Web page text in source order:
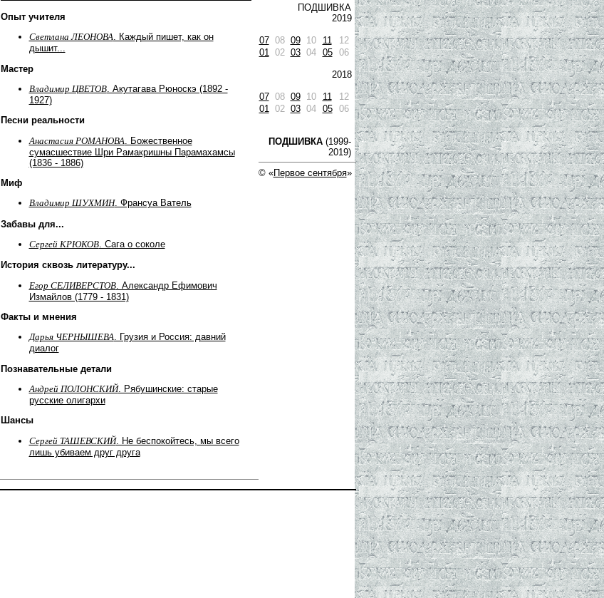
Опыт учителя
Светлана ЛЕОНОВА. Каждый пишет, как он
дышит...
Мастер
Владимир ЦВЕТОВ. Акутагава Рюноскэ (1892 -
1927)
Песни реальности
Анастасия РОМАНОВА . Божественное
сумасшествие Шри Рамакришны Парамахамсы
(1836 - 1886)
Миф
Владимир ШУХМИН. Франсуа Ватель
Забавы для...
Сергей КРЮКОВ. Сага о соколе
История сквозь литературу...
Егор СЕЛИВЕРСТОВ. Александр Ефимович
Измайлов (1779 - 1831)
Факты и мнения
Дарья ЧЕРНЫШЕВА. Грузия и Россия: давний
диалог
Познавательные детали
Андрей ПОЛОНСКИЙ. Рябушинские: старые
русские олигархи
Шансы
Сергей ТАШЕВСКИЙ. Не беспокойтесь, мы всего
лишь убиваем друг друга
ПОДШИВКА
2019
07 08 09 10 11
12
01
02 03 04 05 06
2018
07 08 09 10 11
12
01
02 03 04 05 06
ПОДШИВКА(1999-
2019)
© «Первое сентября»